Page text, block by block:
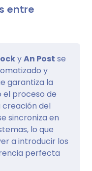
entre
yAn Post se
y
garantiza la
el proceso de
creación del
sincroniza en
lo que
a introducir los
perfecta